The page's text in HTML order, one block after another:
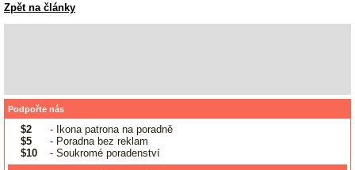
Zpět na články
Podpořte nás
$2
- Ikona patrona na poradně
$5
- Poradna bez reklam
$10
- Soukromé poradenství